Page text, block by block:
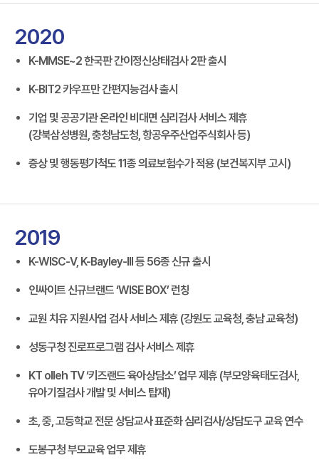
2020
K-MMSE~2 한국판 간이정신상태검사 2판 출시
K-BIT2 카우프만 간편지능검사 출시
기업 및 공공기관 온라인 비대면 심리검사 서비스 제휴
(강북삼성병원, 충청남도청, 항공우주산업주식회사 등)
증상 및 행동평가척도 11종 의료보험수가 적용 (보건복지부 고시)
2019
K-WISC-V, K-Bayley-III 등 56종 신규 출시
인싸이트 신규브랜드 ‘WISE BOX’ 런칭
교원 치유 지원사업 검사 서비스 제휴 (강원도 교육청, 충남 교육청)
성동구청 진로프로그램 검사 서비스 제휴
KT olleh TV ‘키즈랜드 육아상담소’ 업무 제휴 (부모양육태도검사,
유아기질검사 개발 및 서비스 탑재)
초, 중, 고등학교 전문 상담교사 표준화 심리검사/상담도구 교육 연수
도봉구청 부모교육 업무 제휴